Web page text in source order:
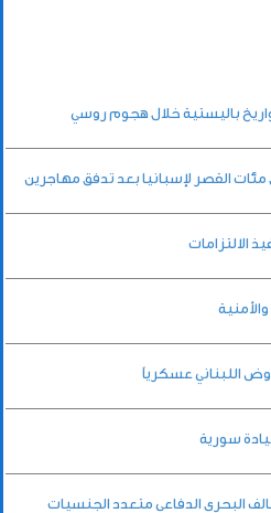
باليستية خلال هجوم روسي
القصر لإسبانيا بعد تدفق مهاجرين
الالتزامات
اللبناني عسكرياً
سورية
البحري الدفاعي متعدد الجنسيات